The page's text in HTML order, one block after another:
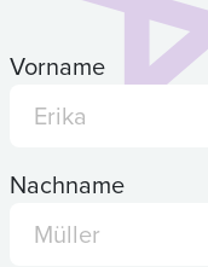
Vorname
Nachname